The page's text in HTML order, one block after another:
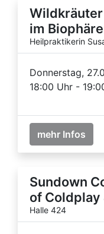
im
Heilpraktikerin
Donnerstag,
18:00 Uhr -
mehr Infos
Sundown
of Coldplay
Halle 424